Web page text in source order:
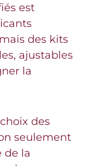
est
des kits
ajustables
la
des
seulement
de la